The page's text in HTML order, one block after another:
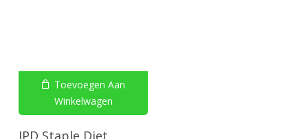
Toevoegen Aan
Winkelwagen
JPD Staple Diet